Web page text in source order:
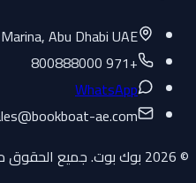
Marina, Abu Dhabi UAE
+971 800888000
WhatsApp
@bookboat-ae.com
© 2026 بوك بوت. جميع الحقوق محفوظة.